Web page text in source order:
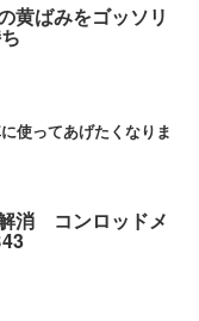
黄ばみをゴッソリ
使ってあげたくなりま
消 コンロッドメ